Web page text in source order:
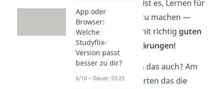
Unsere Mission ist es, Lernen für
alle zugänglich zu machen —
kostenlos
und mit richtig guten
Videos und Erklärungen!
Aber gelingt uns das auch? Am
besten beantworten das die
App oder
Browser:
Welche
Studyflix-
Version passt
besser zu dir?
6/10 – Dauer: 03:25